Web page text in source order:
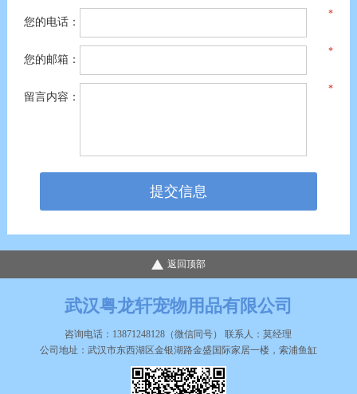
您的电话：
您的邮箱：
留言内容：
返回顶部
武汉粤龙轩宠物用品有限公司
咨询电话：13871248128（微信同号） 联系人：莫经理
公司地址：武汉市东西湖区金银湖路金盛国际家居一楼，索浦鱼缸